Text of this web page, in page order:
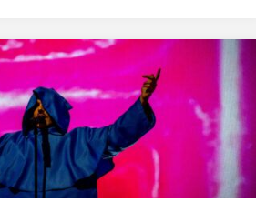
emocionó
al
Parque
Enrique